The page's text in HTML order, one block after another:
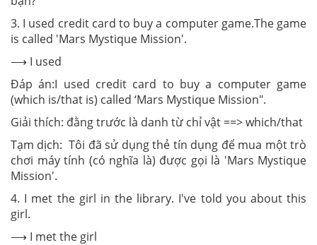
3. I used credit card to buy a computer game.The game
is called 'Mars Mystique Mission'.
⟶ I used
Đáp án:I used credit card to buy a computer game
(which is/that is) called ‘Mars Mystique Mission".
Giải thích: đằng trước là danh từ chỉ vật ==> which/that
Tạm dịch: Tôi đã sử dụng thẻ tín dụng để mua một trò
chơi máy tính (có nghĩa là) được gọi là 'Mars Mystique
Mission'.
4. I met the girl in the library. I've told you about this
girl.
⟶ I met the girl